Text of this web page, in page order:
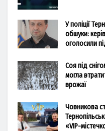
У поліції
обшуки:
оголосили
Соя під
могла
врожаї
Човникова
«VIP-